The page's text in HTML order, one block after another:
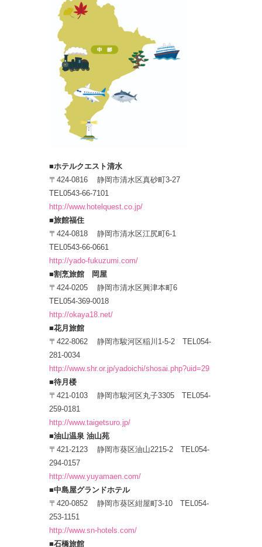
■ホテルクエスト清水
〒424-0816 静岡市清水区真砂町3-27
TEL0543-66-7101
http://www.hotelquest.co.jp/
■旅館福住
〒424-0818 静岡市清水区江尻町6-1
TEL0543-66-0661
http://yado-fukuzumi.com/
■割烹旅館 岡屋
〒424-0205 静岡市清水区興津本町6
TEL054-369-0018
http://okaya18.net/
■花月旅館
〒422-8062 静岡市駿河区稲川1-5-2 TEL054-
281-0034
http://www.shr.or.jp/yadoichi/shosai.php?uid=29
■待月楼
〒421-0103 静岡市駿河区丸子3305 TEL054-
259-0181
http://www.taigetsuro.jp/
■油山温泉 油山苑
〒421-2123 静岡市葵区油山2215-2 TEL054-
294-0157
http://www.yuyamaen.com/
■中島屋グランドホテル
〒420-0852 静岡市葵区紺屋町3-10 TEL054-
253-1151
http://www.sn-hotels.com/
■石橋旅館